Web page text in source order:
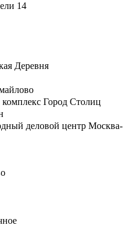
14
Деревня
Город Столиц
деловой центр Москва-